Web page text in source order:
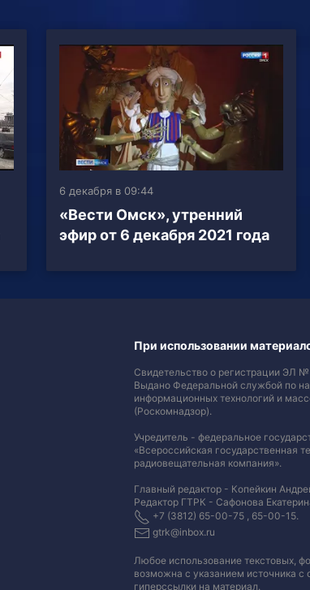
6 декабря в 09:44
«Вести Омск», утренний
эфир от 6 декабря 2021 года
При использовании
Свидетельство о регистрации ЭЛ
Выдано Федеральной службой по
информационных технологий и
(Роскомнадзор).
Учредитель - федеральное
«Всероссийская государственная
радиовещательная компания».
Главный редактор - Копейкин
Редактор ГТРК - Сафонова
+7 (3812) 65-00-75 , 65-00-15.
gtrk@inbox.ru
Любое использование текстовых,
возможна с указанием источника с
гиперссылки на материал.